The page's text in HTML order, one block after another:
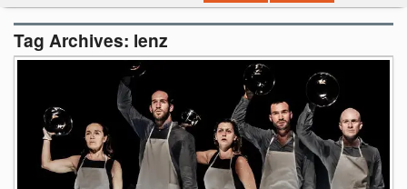
Contatti
Tag Archives: lenz